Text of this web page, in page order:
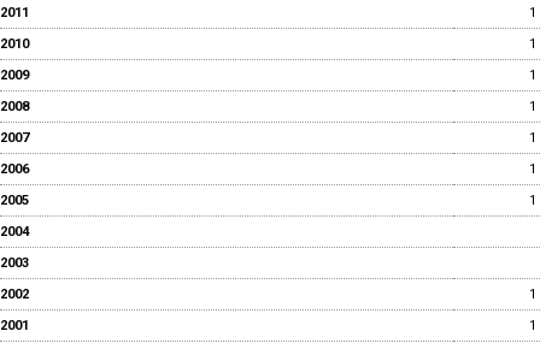
2011
1
2010
1
2009
1
2008
1
2007
1
2006
1
2005
1
2004
2003
2002
1
2001
1